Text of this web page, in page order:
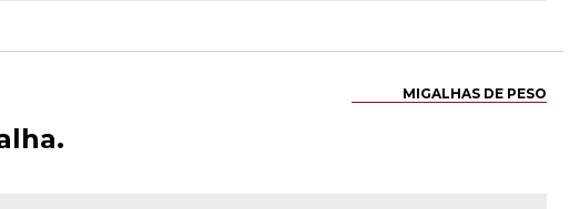
MIGALHAS DE PESO